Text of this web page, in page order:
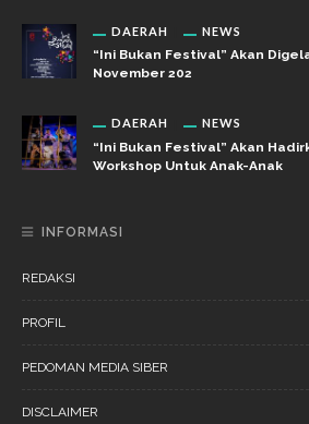
DAERAH NEWS
“Ini Bukan Festival” Akan
November 202
DAERAH NEWS
“Ini Bukan Festival” Akan
Workshop Untuk Anak-Anak
INFORMASI
REDAKSI
PROFIL
PEDOMAN MEDIA SIBER
DISCLAIMER